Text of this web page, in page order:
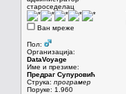
староседелац
Ван мреже
Пол:
Организација:
DataVoyage
Име и презиме:
Предраг Супуровић
Струка: програмер
Поруке: 1.960